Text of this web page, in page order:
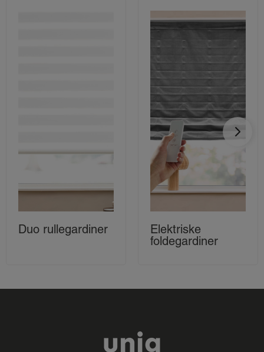
Duo rullegardiner
Elektriske
foldegardiner